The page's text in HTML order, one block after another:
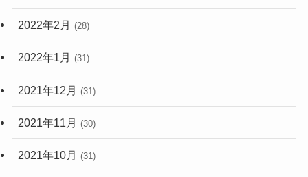
2022年2月 (28)
2022年1月 (31)
2021年12月 (31)
2021年11月 (30)
2021年10月 (31)